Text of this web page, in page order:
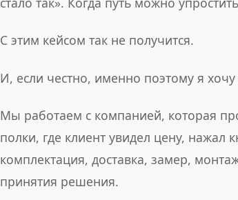
С этим кейсом так не получится.
И, если честно, именно поэтому я
Мы работаем с компанией, которая
полки, где клиент увидел цену, нажал
комплектация, доставка, замер,
принятия решения.